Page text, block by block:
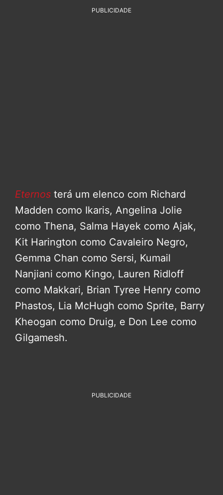
PUBLICIDADE
Eternos terá um elenco com Richard
Madden como Ikaris, Angelina Jolie
como Thena, Salma Hayek como Ajak,
Kit Harington como Cavaleiro Negro,
Gemma Chan como Sersi, Kumail
Nanjiani como Kingo, Lauren Ridloff
como Makkari, Brian Tyree Henry como
Phastos, Lia McHugh como Sprite, Barry
Kheogan como Druig, e Don Lee como
Gilgamesh.
PUBLICIDADE